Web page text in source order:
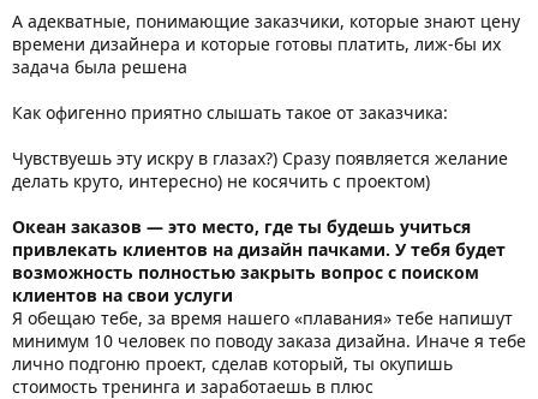
А адекватные, понимающие заказчики, которые знают цену
времени дизайнера и которые готовы платить, лиж-бы их
задача была решена
Как офигенно приятно слышать такое от заказчика:
Чувствуешь эту искру в глазах?) Сразу появляется желание
делать круто, интересно) не косячить с проектом)
Океан заказов — это место, где ты будешь учиться
привлекать клиентов на дизайн пачками. У тебя будет
возможность полностью закрыть вопрос с поиском
клиентов на свои услуги
Я обещаю тебе, за время нашего «плавания» тебе напишут
минимум 10 человек по поводу заказа дизайна. Иначе я тебе
лично подгоню проект, сделав который, ты окупишь
стоимость тренинга и заработаешь в плюс